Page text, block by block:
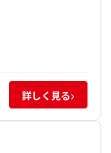
詳しく見る›